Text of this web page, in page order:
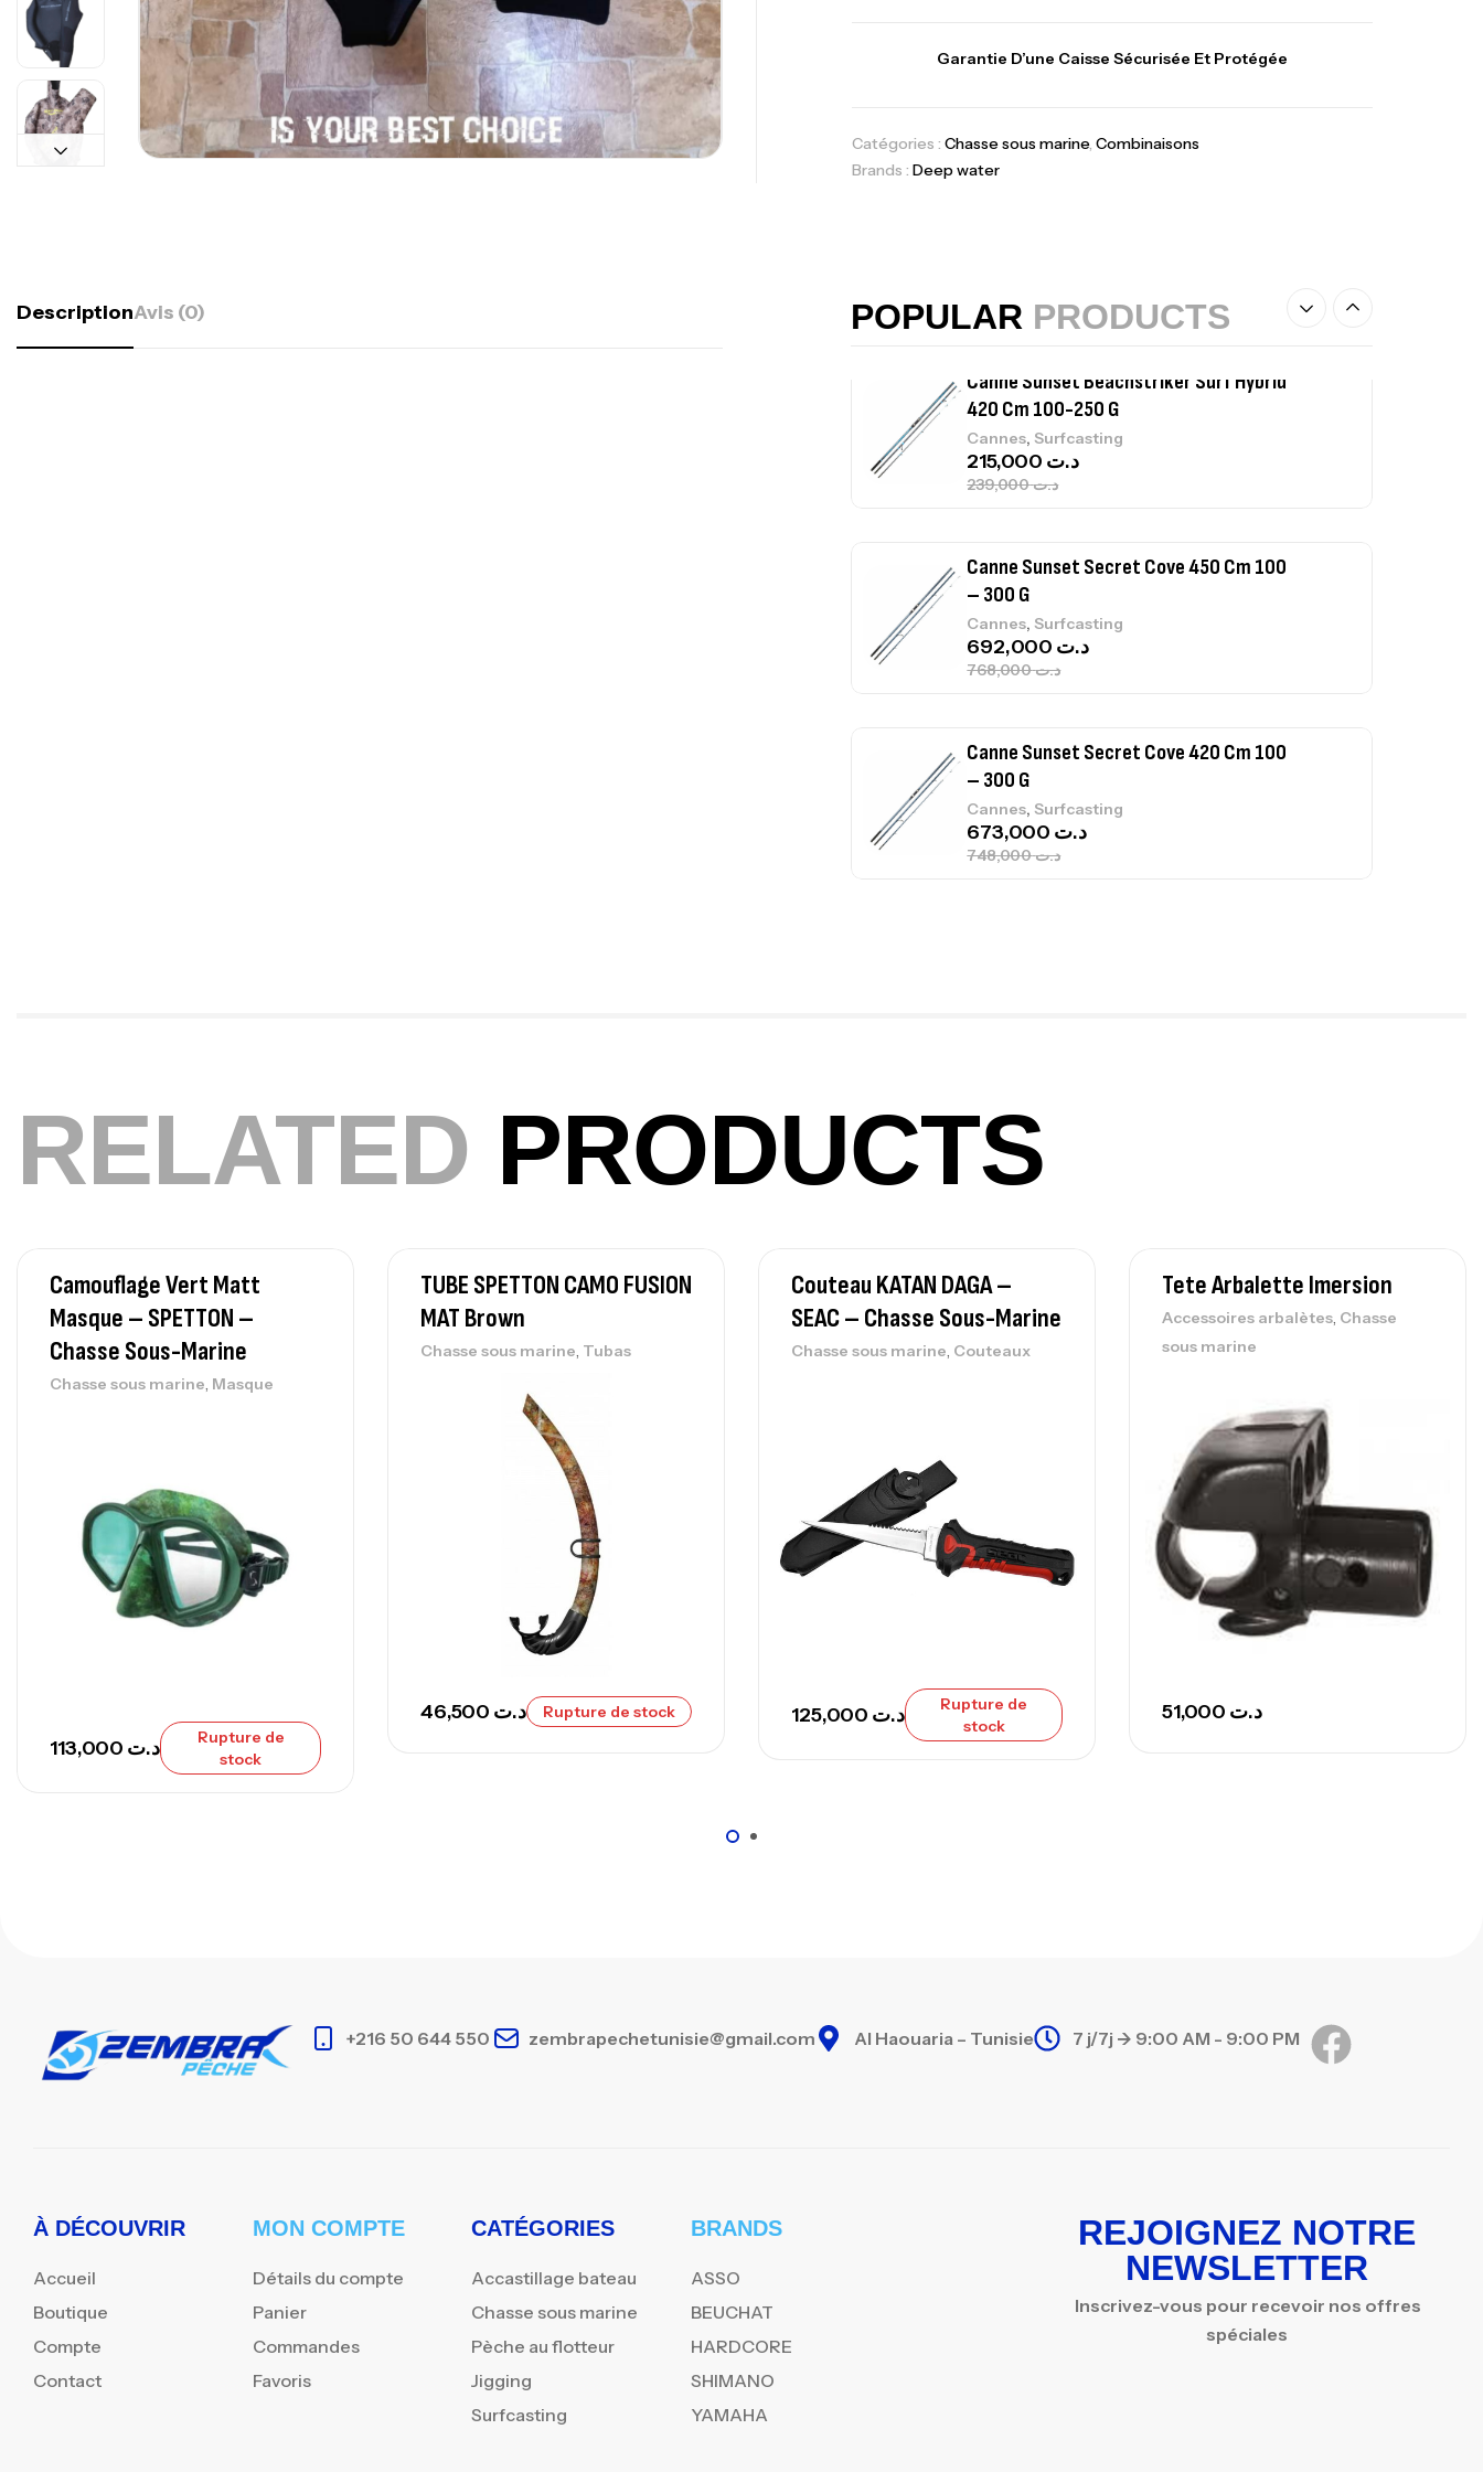
Garantie D’une Caisse Sécurisée Et Protégée
Catégories : Chasse sous marine, Combinaisons
Brands : Deep water
DescriptionAvis (0) POPULAR PRODUCTS
Volant 3 Branches Inox T26S/35
Canne Sunset Secret Cove 450 Cm 100
– 300 G
Cannes, Surfcasting
د.ت768,000
د.ت692,000
Canne Sunset Secret Cove 420 Cm 100
– 300 G
Cannes, Surfcasting
د.ت748,000
د.ت 673,000
Canne Jigging Sunset Massive Attack
1.83m 120/250gr 30kg
Cannes, Jigging
د.ت379,000
د.ت340,000
Volant 3 Branches Inox T26S/35
Accastillage bateau
Canne Sunset Beachstriker Surf Hybrid
420 Cm 100-250 G
Canne Sunset Secret Cove 450 Cm 100
Cannes
د.ت768,000
د.ت692,000
– 300 G
Cannes Surfcasting
د.ت673,000
RELATED PRODUCTS
Camouflage Vert Matt
Masque – SPETTON –
Chasse Sous-Marine
Chasse sous marine, Masque
د.ت
Rupture de
stock
TUBE SPETTON CAMO FUSION
MAT Brown
Chasse sous marine, Tubas
د.ت Rupture de stock
Couteau KATAN DAGA –
SEAC – Chasse Sous-Marine
Chasse sous marine, Couteaux
د.ت
Rupture de
stock
Tete Arbalette Imersion
Accessoires arbalètes, Chasse
sous marine
د.ت
+216 50 644 550 zembrapechetunisie@gmail.com Al Haouaria – Tunisie 7 j/7j -> 9:00 AM - 9:00 PM
À DÉCOUVRIR
Accueil
Boutique
Compte
Contact
MON COMPTE
Détails du compte
Panier
Commandes
Favoris
CATÉGORIES
Accastillage bateau
Chasse sous marine
Pèche au flotteur
Jigging
Surfcasting
BRANDS
ASSO
BEUCHAT
HARDCORE
SHIMANO
YAMAHA
REJOIGNEZ NOTRE
NEWSLETTER
Inscrivez-vous pour recevoir nos offres
spéciales